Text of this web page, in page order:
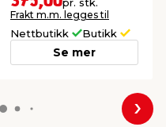
Maks belastning: 70 kg.
Frakt m.m. legges til
Nettbutikk Butikk
Se mer